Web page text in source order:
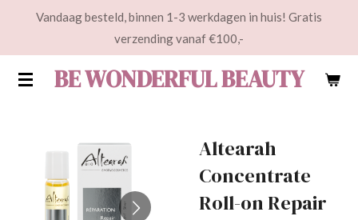
de
BE WONDERFUL BEAUTY
Vandaag besteld, binnen 1-3 werkdagen in huis! Gratis
verzending vanaf €100,-
Altearah
Concentrate
Roll-on Repair